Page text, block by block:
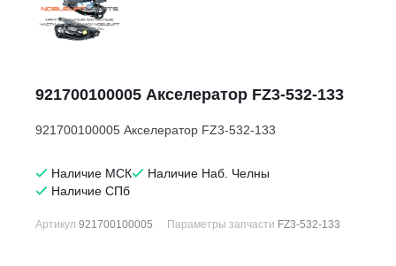
921700100005 Акселератор FZ3-532-133
921700100005 Акселератор FZ3-532-133
Наличие МСК
Наличие Наб. Челны
Наличие СПб
Артикул 921700100005 Параметры запчасти FZ3-532-133